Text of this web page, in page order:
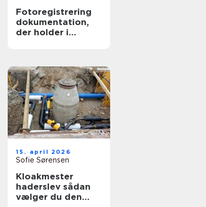
Fotoregistrering
dokumentation,
der holder i
15. april 2026
Sofie Sørensen
Kloakmester
haderslev sådan
vælger du den